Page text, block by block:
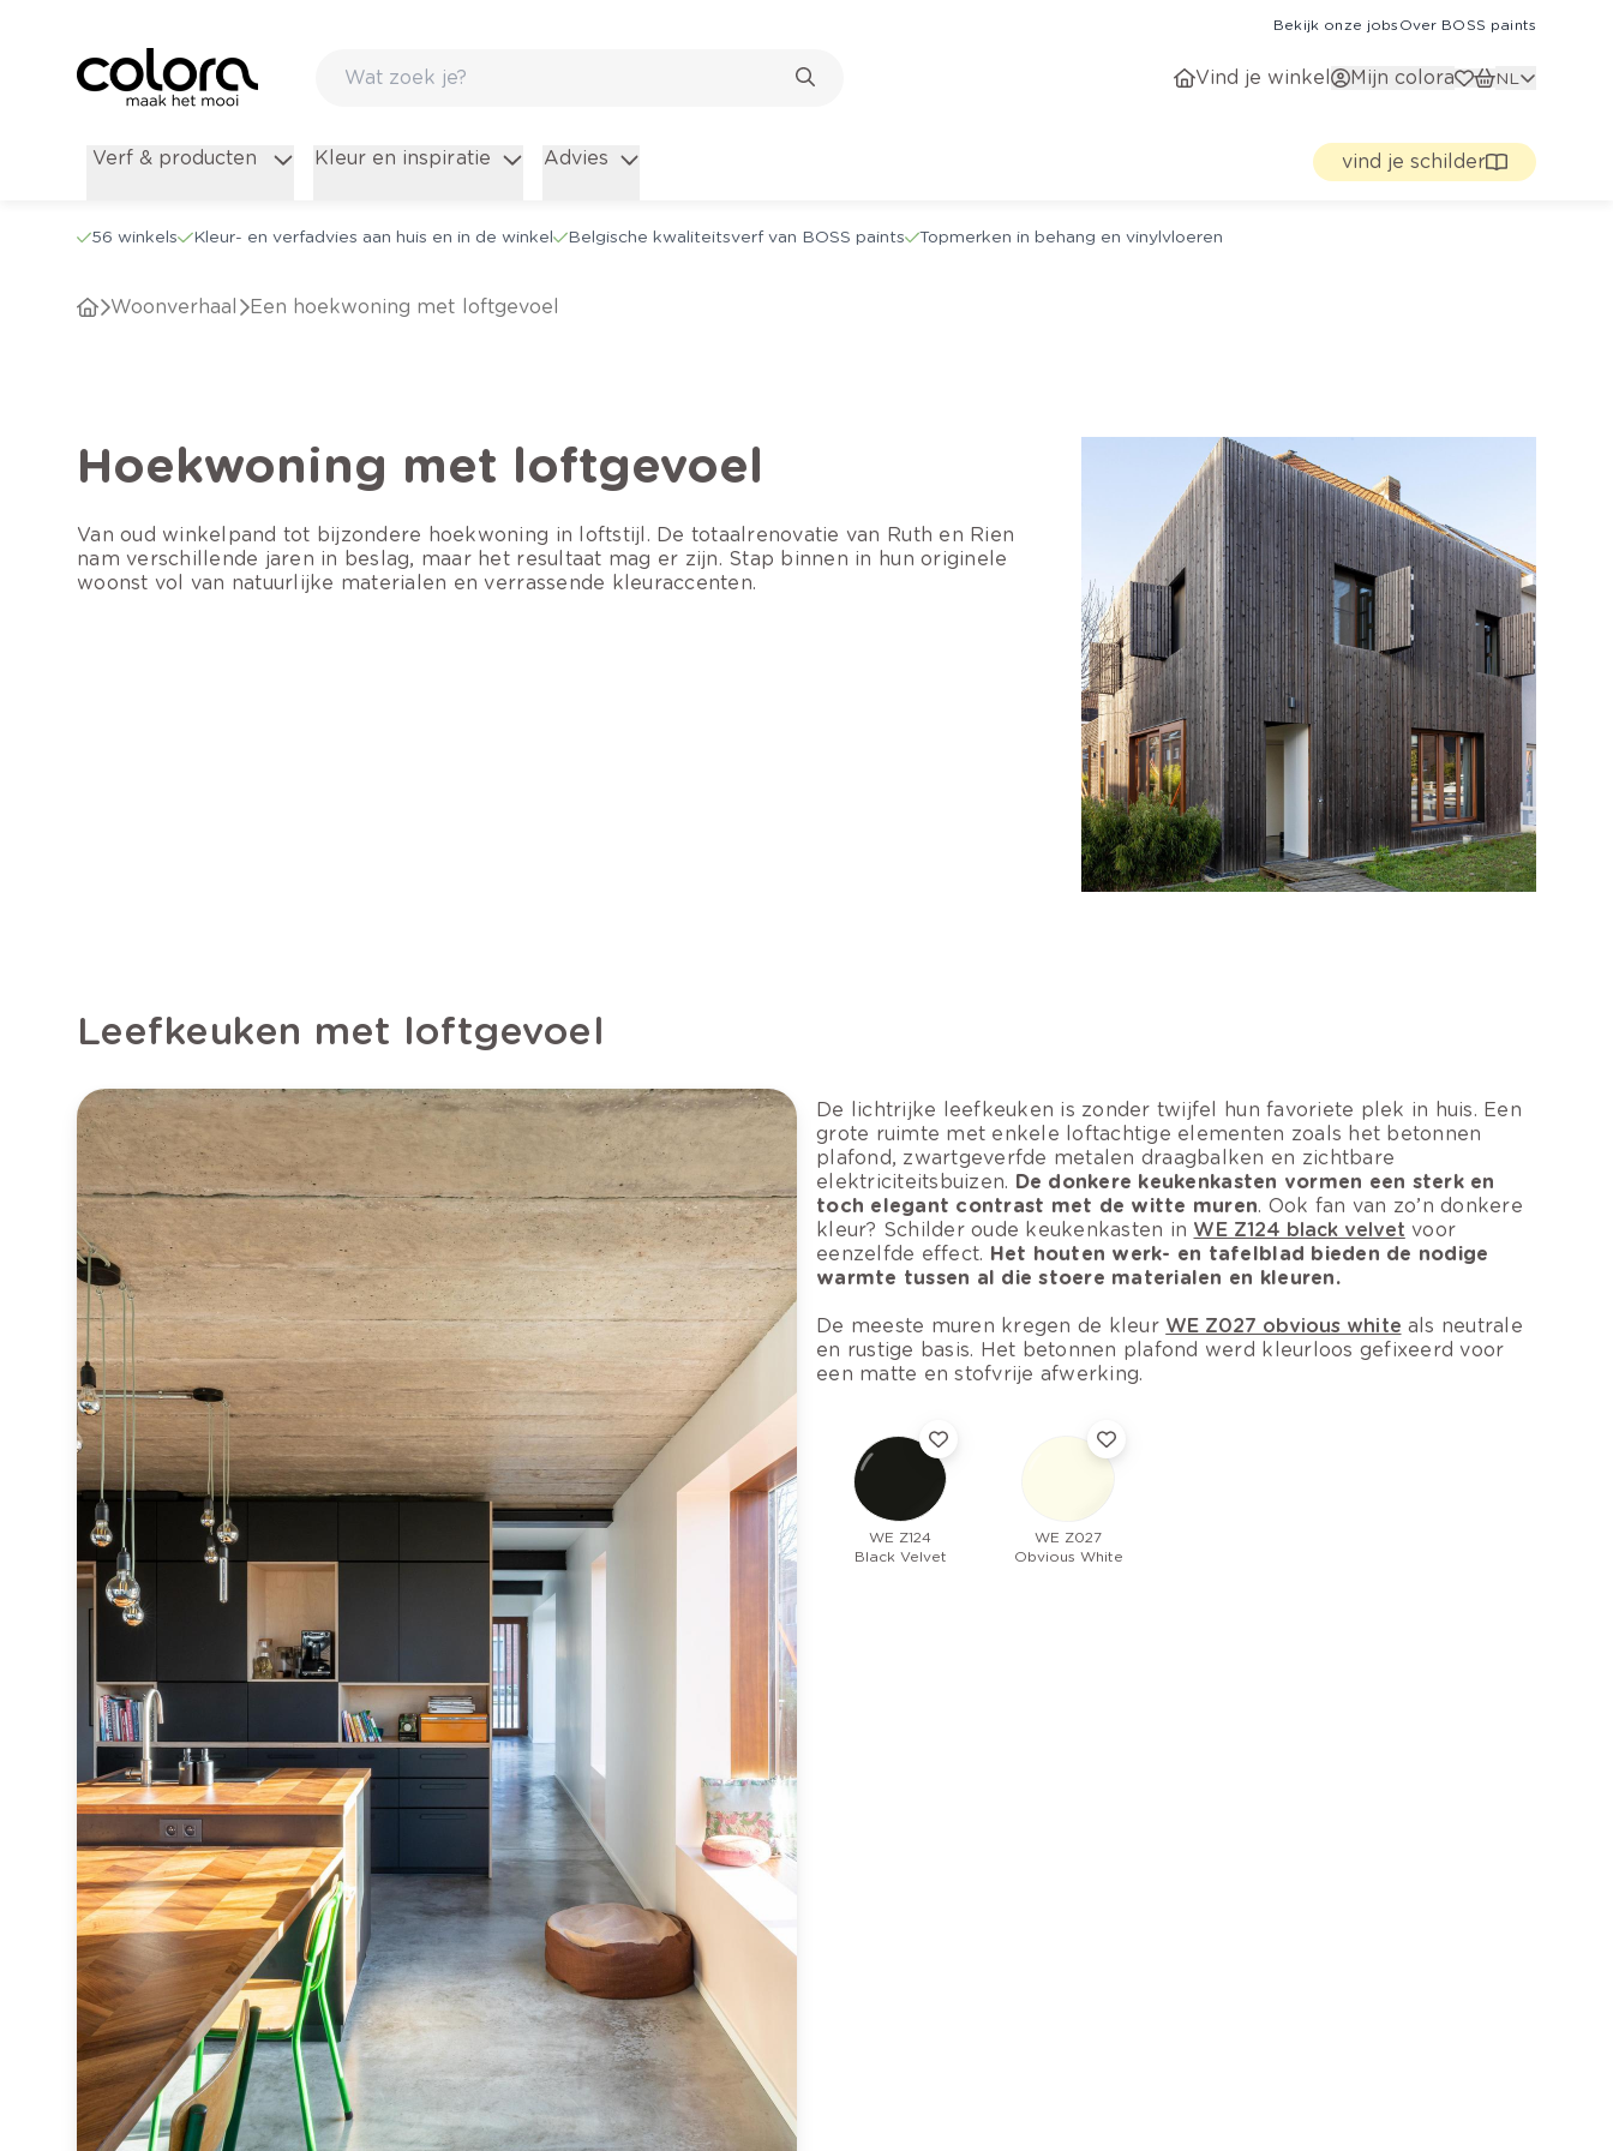
Bekijk onze jobs Over BOSS paints
Vind je winkel Mijn colora NL
Verf & producten Kleur en inspiratie Advies vind je schilder
56 winkels Kleur- en verfadvies aan huis en in de winkel Belgische kwaliteitsverf van BOSS paints Topmerken in behang en vinylvloeren
woonverhaal Een hoekwoning met loftgevoel
Hoekwoning met loftgevoel
Van oud winkelpand tot bijzondere hoekwoning in loftstijl. De totaalrenovatie van Ruth en Rien
nam verschillende jaren in beslag, maar het resultaat mag er zijn. Stap binnen in hun originele
woonst vol van natuurlijke materialen en verrassende kleuraccenten.
Leefkeuken met loftgevoel
De lichtrijke leefkeuken is zonder twijfel hun favoriete plek in huis. Een
grote ruimte met enkele loftachtige elementen zoals het betonnen
plafond, zwartgeverfde metalen draagbalken en zichtbare
elektriciteitsbuizen. De donkere keukenkasten vormen een sterk en
toch elegant contrast met de witte muren. Ook fan van zo’n donkere
kleur? Schilder oude keukenkasten in WE Z124 black velvet voor
eenzelfde effect. Het houten werk- en tafelblad bieden de nodige
warmte tussen al die stoere materialen en kleuren.
De meeste muren kregen de kleur WE Z027 obvious white als neutrale
en rustige basis. Het betonnen plafond werd kleurloos gefixeerd voor
een matte en stofvrije afwerking.
WE Z124
Black Velvet
WE Z027
Obvious White